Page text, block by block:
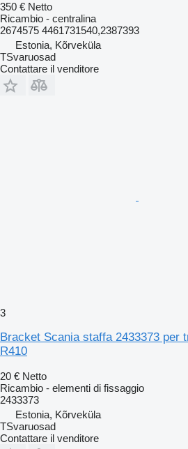
350 € Netto
Ricambio - centralina
2674575 4461731540,2387393
Estonia, Kõrveküla
TSvaruosad
Contattare il venditore
3
Bracket Scania staffa 2433373 per
R410
20 € Netto
Ricambio - elementi di fissaggio
2433373
Estonia, Kõrveküla
TSvaruosad
Contattare il venditore